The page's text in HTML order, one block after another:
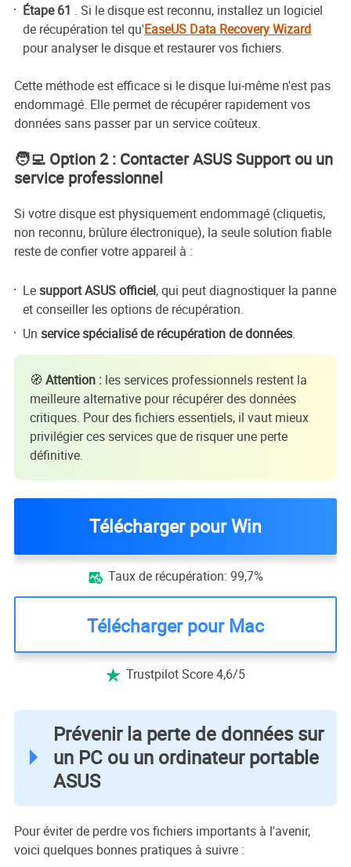
Étape 61 . Si le disque est reconnu, installez un logiciel
de récupération tel qu'EaseUS Data Recovery Wizard
pour analyser le disque et restaurer vos fichiers.
Cette méthode est efficace si le disque lui-même n'est pas
endommagé. Elle permet de récupérer rapidement vos
données sans passer par un service coûteux.
🧑‍💻 Option 2 : Contacter ASUS Support ou un
service professionnel
Si votre disque est physiquement endommagé (cliquetis,
non reconnu, brûlure électronique), la seule solution fiable
reste de confier votre appareil à :
Lesupport ASUS officiel, qui peut diagnostiquer la panne
et conseiller les options de récupération.
Unservice spécialisé de récupération de données.
🧭 Attention :les services professionnels restent la
meilleure alternative pour récupérer des données
critiques. Pour des fichiers essentiels, il vaut mieux
privilégier ces services que de risquer une perte
définitive.
Télécharger pour Win
 Taux de récupération: 99,7%
Télécharger pour Mac
 Trustpilot Score 4,6/5
Prévenir la perte de données sur
un PC ou un ordinateur portable
ASUS
Pour éviter de perdre vos fichiers importants à l'avenir,
voici quelques bonnes pratiques à suivre :